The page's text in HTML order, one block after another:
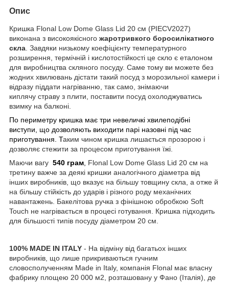
Опис
Кришка Flonal Low Dome Glass Lid 20 см (PIECV2027)
виконана з високоякісного жаротривкого боросилікатного
скла . Завдяки низькому коефіцієнту температурного
розширення, термічній і кислотостійкості це скло є еталоном
для виробництва скляного посуду. Саме тому ви можете без
жодних хвилювань дістати такий посуд з морозильної камери і
відразу піддати нагріванню, так само, знімаючи
киплячу страву з плити, поставити посуд охолоджуватись
взимку на балконі.
По периметру кришка має три невеличкі хвилеподібні
виступи, що дозволяють виходити парі назовні під час
приготування. Таким чином кришка лишається прозорою і
дозволяє стежити за процесом приготування їжі.
Маючи вагу 540 грам Flonal Low Dome Glass Lid 20 см на
третину важче за деякі кришки аналогічного діаметра від
інших виробників, що вказує на більшу товщину скла, а отже й
на більшу стійкість до ударів і різного роду механічних
навантажень. Бакелітова ручка з фінішною обробкою Soft
Touch не нагрівається в процесі готування. Кришка підходить
для більшості типів посуду діаметром 20 см.
100% MADE IN ITALY - На відміну від багатьох інших
виробників, що лише прикриваються гучним
словосполученням Made in Italy, компанія Flonal має власну
фабрику площею 20 000 м2, розташовану у Фано (Італія), де